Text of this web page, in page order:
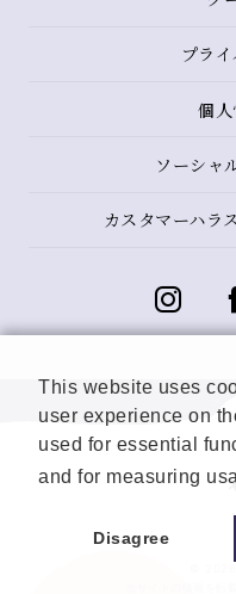
プラ
個
ソーシャ
カスタマーハラ
This website uses
user experience on
used for essential
and for measuring
Disagree